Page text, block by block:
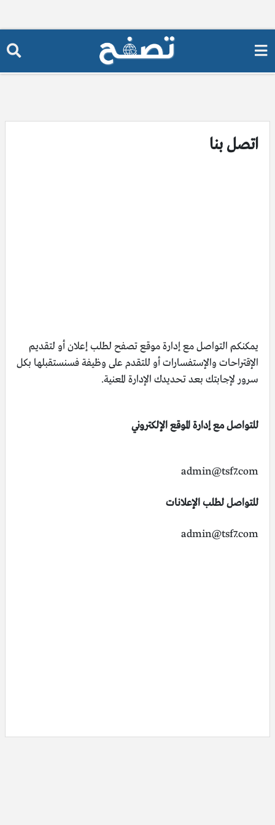
اتصل بنا
يمكنكم التواصل مع إدارة موقع تصفح لطلب إعلان أو لتقديم
الإقتراحات والإستفسارات أو للتقدم على وظيفة فسنستقبلها بكل
سرور لإجابتك بعد تحديدك الإدارة المعنية.
للتواصل مع إدارة الموقع الإلكتروني
admin@tsf7.com
للتواصل لطلب الإعلانات
admin@tsf7.com